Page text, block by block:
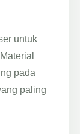
untuk
pada
paling